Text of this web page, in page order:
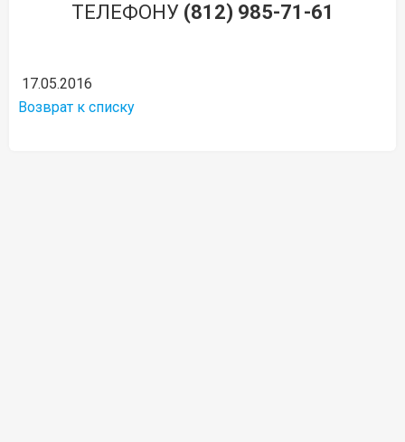
ТЕЛЕФОНУ (812) 985-71-61
17.05.2016
Возврат к списку